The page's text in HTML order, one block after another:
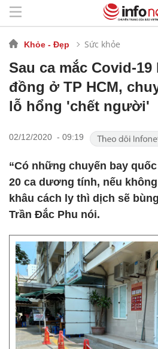
Khỏe - Đẹp Sức khỏe
Sau ca mắc Covid-19
đồng ở TP HCM,
lỗ hổng 'chết người'
02/12/2020 - 09:19
“Có những chuyến bay
20 ca dương tính, nếu
khâu cách ly thì dịch sẽ
Trần Đắc Phu nói.